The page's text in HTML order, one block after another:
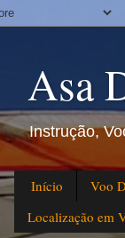
Asa
Instrução,
Início Voo
Localização em